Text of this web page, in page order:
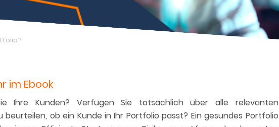
im Ebook
Ihre Kunden? Verfügen Sie tatsächlich über alle relevanten
beurteilen, ob ein Kunde in Ihr Portfolio passt? Ein gesundes Portfolio